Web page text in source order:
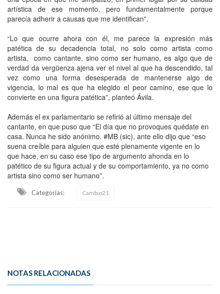
artística de ese momento, pero fundamentalmente porque
parecía adherir a causas que me identifican”.
“Lo que ocurre ahora con él, me parece la expresión más
patética de su decadencia total, no solo como artista como
artista, como cantante, sino como ser humano, es algo que de
verdad da vergüenza ajena ver el nivel al que ha descendido, tal
vez como una forma desesperada de mantenerse algo de
vigencia, lo mal es que ha elegido el peor camino, ese que lo
convierte en una figura patética”, planteó Ávila.
Además el ex parlamentario se refirió al último mensaje del
cantante, en que puso que “El día que no provoques quédate en
casa. Nunca he sido anónimo. #MB (sic), ante ello dijo que “eso
suena creíble para alguien que esté plenamente vigente en lo
que hace, en su caso ese tipo de argumento ahonda en lo
patético de su figura actual y de su comportamiento, ya no como
artista sino como ser humano”.
Categorias: Cambio21
NOTAS RELACIONADAS